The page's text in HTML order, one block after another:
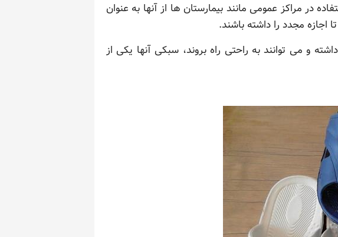
در مراکز عمومی مانند بیمارستان ها از آنها به عنوان
اجازه مجدد را داشته باشند.
و می توانند به راحتی راه بروند، سبکی آنها یکی از